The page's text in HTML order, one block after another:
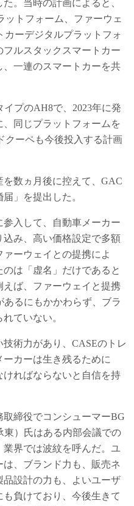
。当時の計画によると、
ットフォーム、ファーウェ
カーデジタルプラットフォ
ルスタックスマートカー
一連のスマートカーを共
プのAH8で、2023年に発
同じプラットフォームを
クーペも今後投入する計画
数ヵ月後に控えて、GAC
」を提出した。
入して、自動車メーカー
み、高い価格設定で多額
ーウェイとの提携によ
は「虚名」だけであると
ば、ファーウェイと提携
あるにもかかわらず、ブラ
ていない。
術力があり、CASEのトレ
カーは生き残るために
ればならないと自信を持
締役でコンシューマーBG
東）氏はある内部会議での
界では波紋を呼んだ。ユ
、ブランド力も、販売ネ
設計の力も、よいユーザ
負けており、今後生きて